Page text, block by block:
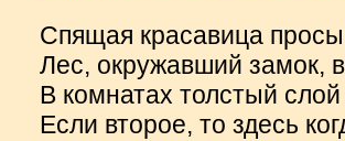
Спящая красавица
Лес, окружавший замок,
В комнатах толстый
Если второе, то здесь